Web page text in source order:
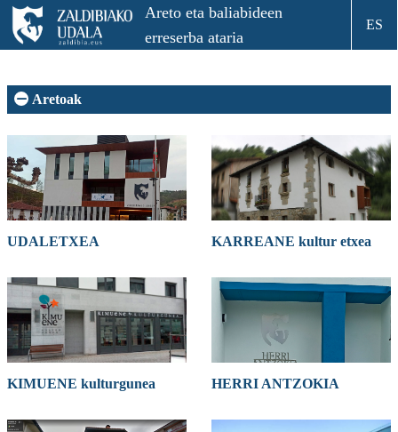
Areto eta baliabideen
erreserba ataria
ES
Aretoak
UDALETXEA KARREANE kultur etxea
KIMUENE kulturgunea HERRI ANTZOKIA